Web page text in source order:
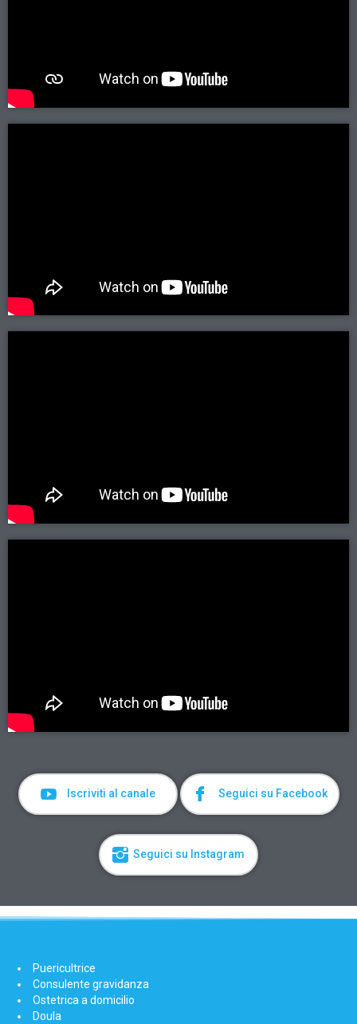
Iscriviti al canale Seguici su Facebook
Seguici su Instagram
Puericultrice
Consulente gravidanza
Ostetrica a domicilio
Doula